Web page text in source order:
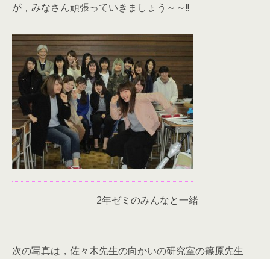
が，みなさん頑張っていきましょう～～!!
2年ゼミのみんなと一緒
次の写真は，佐々木先生の向かいの研究室の篠原先生